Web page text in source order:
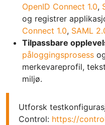
OpenID Connect 1.0,
og registrer
Connect 1.0, SAML
Tilpassbare
påloggingsprosess
merkevareprofil,
miljø.
Utforsk
Control: https://